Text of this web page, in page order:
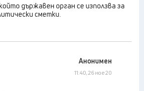
държавен орган се използва за
сметки.
Анонимен
11:40, 26 ное 20